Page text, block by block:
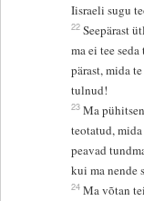
Iisraeli sugu
22 Seepärast
ma ei tee
pärast, mida
tulnud!
23 Ma
teotatud,
peavad
kui ma nende
24 Ma võtan